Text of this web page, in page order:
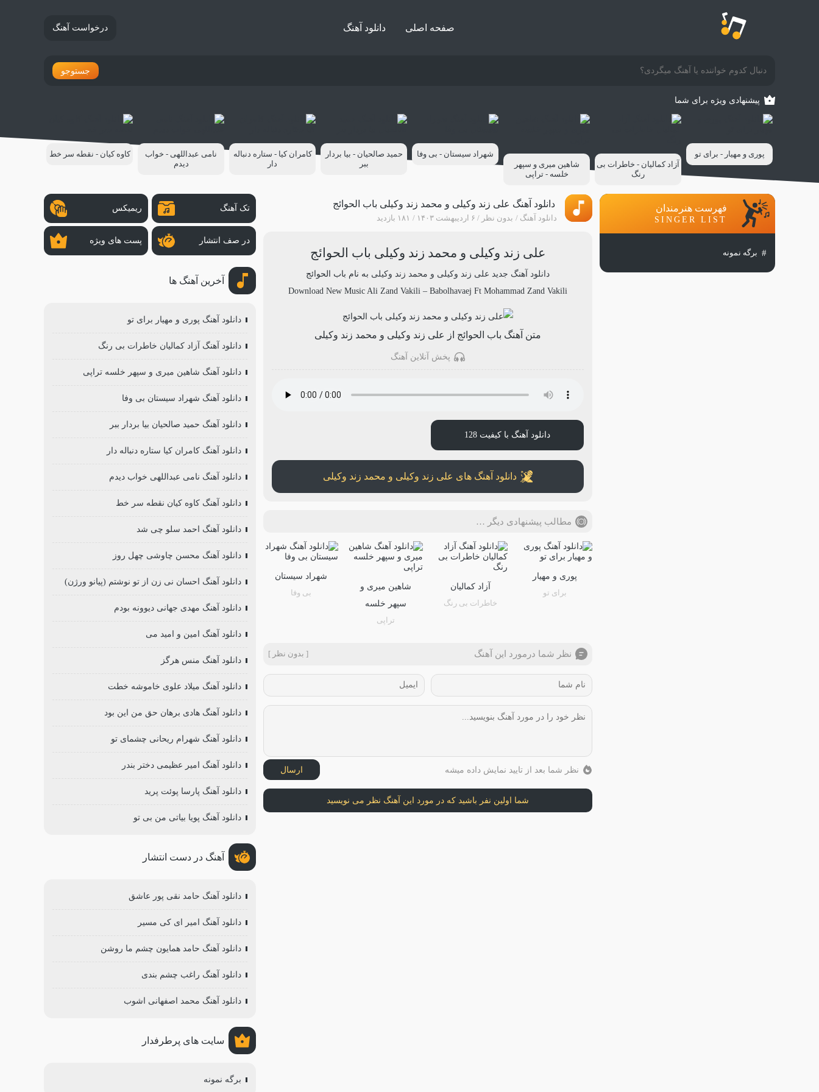
صفحه اصلی دانلود آهنگ درخواست آهنگ
جستوجو
پیشنهادی ویژه برای شما
پوری و مهیار - برای تو
آزاد کمالیان - خاطرات بی
رنگ
شاهین میری و سپهر
خلسه - تراپی
شهراد سیستان - بی وفا
حمید صالحیان - بیا بردار
ببر
کامران کیا - ستاره دنباله
دار
نامی عبداللهی - خواب
دیدم
کاوه کیان - نقطه سر خط
دانلود آهنگ علی زند وکیلی و محمد زند وکیلی باب الحوائج
دانلود آهنگ بدون نظر ۶ اردیبهشت ۱۴۰۳ ۱۸۱ بازدید
علی زند وکیلی و محمد زند وکیلی باب الحوائج
دانلود آهنگ جدید علی زند وکیلی و محمد زند وکیلی به نام باب الحوائج
Download New Music Ali Zand Vakili – Babolhavaej Ft Mohammad Zand Vakili
متن آهنگ باب الحوائج از علی زند وکیلی و محمد زند وکیلی
پخش آنلاین آهنگ
دانلود آهنگ با کیفیت 128
دانلود آهنگ های علی زند وکیلی و محمد زند وکیلی
مطالب پیشنهادی دیگر …
پوری و مهیار
برای تو
آزاد کمالیان
خاطرات بی رنگ
شاهین میری و
سپهر خلسه
تراپی
شهراد سیستان
بی وفا
نظر شما درمورد این آهنگ [ بدون نظر ]
نظر شما بعد از تایید نمایش داده میشه ارسال
شما اولین نفر باشید که در مورد این آهنگ نظر می نویسید
فهرست هنرمندان
SINGER LIST
برگه نمونه
تک آهنگ ریمیکس
در صف انتشار پست های ویژه
آخرین آهنگ ها
دانلود آهنگ پوری و مهیار برای تو
دانلود آهنگ آزاد کمالیان خاطرات بی رنگ
دانلود آهنگ شاهین میری و سپهر خلسه تراپی
دانلود آهنگ شهراد سیستان بی وفا
دانلود آهنگ حمید صالحیان بیا بردار ببر
دانلود آهنگ کامران کیا ستاره دنباله دار
دانلود آهنگ نامی عبداللهی خواب دیدم
دانلود آهنگ کاوه کیان نقطه سر خط
دانلود آهنگ احمد سلو چی شد
دانلود آهنگ محسن چاوشی چهل روز
دانلود آهنگ احسان نی زن از تو نوشتم (پیانو ورژن)
دانلود آهنگ مهدی جهانی دیوونه بودم
دانلود آهنگ امین و امید می
دانلود آهنگ منس هرگز
دانلود آهنگ میلاد علوی خاموشه خطت
دانلود آهنگ هادی برهان حق من این بود
دانلود آهنگ شهرام ریحانی چشمای تو
دانلود آهنگ امیر عظیمی دختر بندر
دانلود آهنگ پارسا پوئت پرید
دانلود آهنگ پویا بیاتی من بی تو
آهنگ در دست انتشار
دانلود آهنگ حامد نقی پور عاشق
دانلود آهنگ امیر ای کی مسیر
دانلود آهنگ حامد همایون چشم ما روشن
دانلود آهنگ راغب چشم بندی
دانلود آهنگ محمد اصفهانی اشوب
سایت های پرطرفدار
برگه نمونه